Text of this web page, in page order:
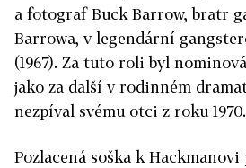
a fotograf Buck Barrow, bratr
Barrowa, v legendární
(1967). Za tuto roli byl
jako za další v rodinném
nezpíval svému otci z roku 1970.
Pozlacená soška k